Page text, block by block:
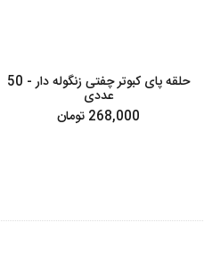
حلقه پای کبوتر چفتی زنگوله دار - 50
عددی
268,000 تومان